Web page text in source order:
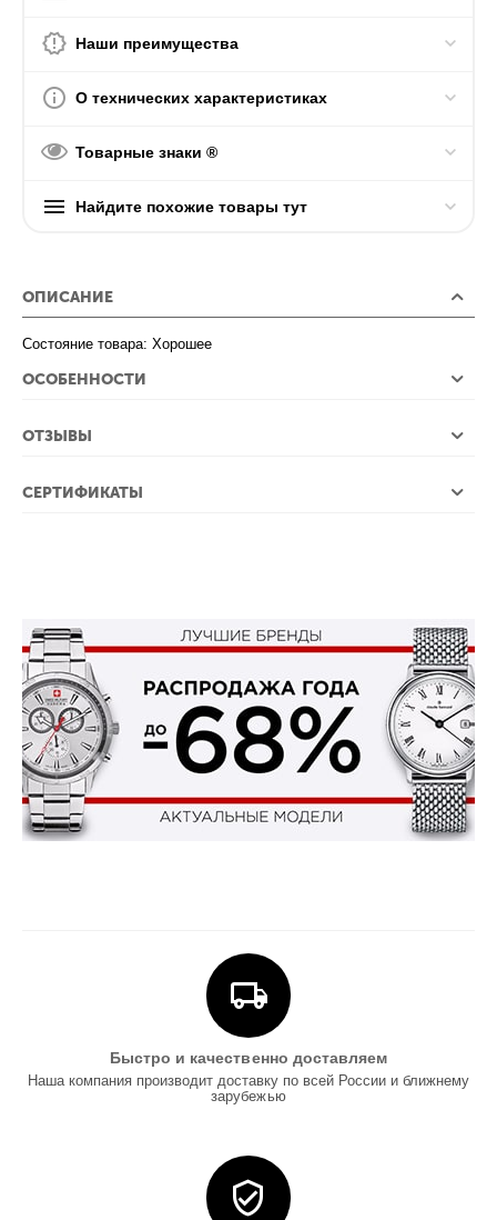
Наши преимущества
О технических характеристиках
Товарные знаки ®
Найдите похожие товары тут
ОПИСАНИЕ
Состояние товара: Хорошее
ОСОБЕННОСТИ
ОТЗЫВЫ
СЕРТИФИКАТЫ
Быстро и качественно доставляем
Наша компания производит доставку по всей России и ближнему
зарубежью